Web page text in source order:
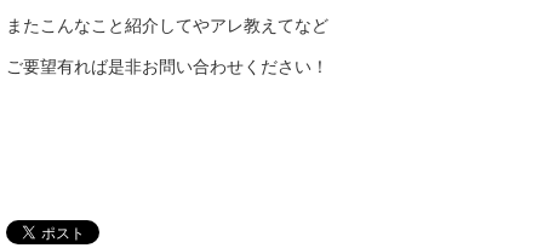
またこんなこと紹介してやアレ教えてなど
ご要望有れば是非お問い合わせください！